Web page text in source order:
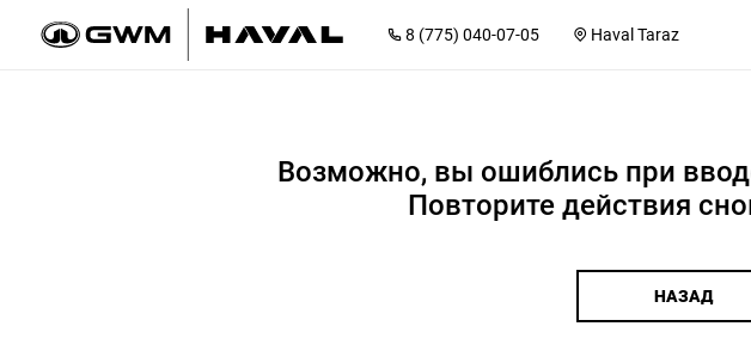
8 (775) 040-07-05 Haval Taraz
Возможно, вы ошиблись при
Повторите действия
НАЗАД